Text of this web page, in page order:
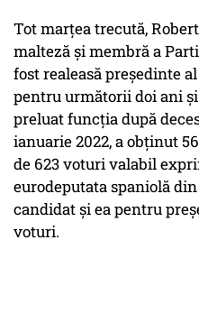
Tot marțea trecută,
malteză și membră a
fost realeasă președinte
pentru următorii doi ani
preluat funcția după
ianuarie 2022, a obținut
de 623 voturi valabil
eurodeputata spaniolă
candidat și ea pentru
voturi.